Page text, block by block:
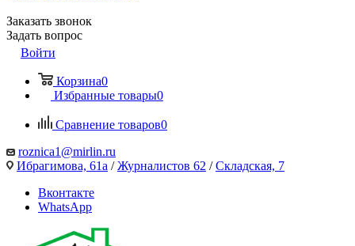
Заказать звонок
Задать вопрос
Войти
Корзина0
Избранные товары0
Сравнение товаров0
roznica1@mirlin.ru
Ибрагимова, 61а /Журналистов 62 /Складская, 7
Вконтакте
WhatsApp